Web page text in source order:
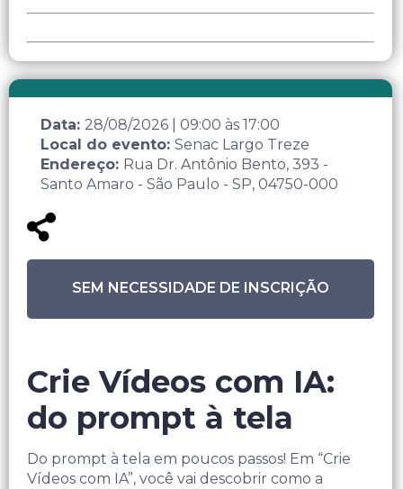
Data: 28/08/2026 09:00 às 17:00
Local do evento: Senac Largo Treze
Endereço: Rua Dr. Antônio Bento, 393 -
Santo Amaro - São Paulo - SP, 04750-000
SEM NECESSIDADE DE INSCRIÇÃO
Crie Vídeos com IA:
do prompt à tela
Do prompt à tela em poucos passos! Em “Crie
Vídeos com IA”, você vai descobrir como a